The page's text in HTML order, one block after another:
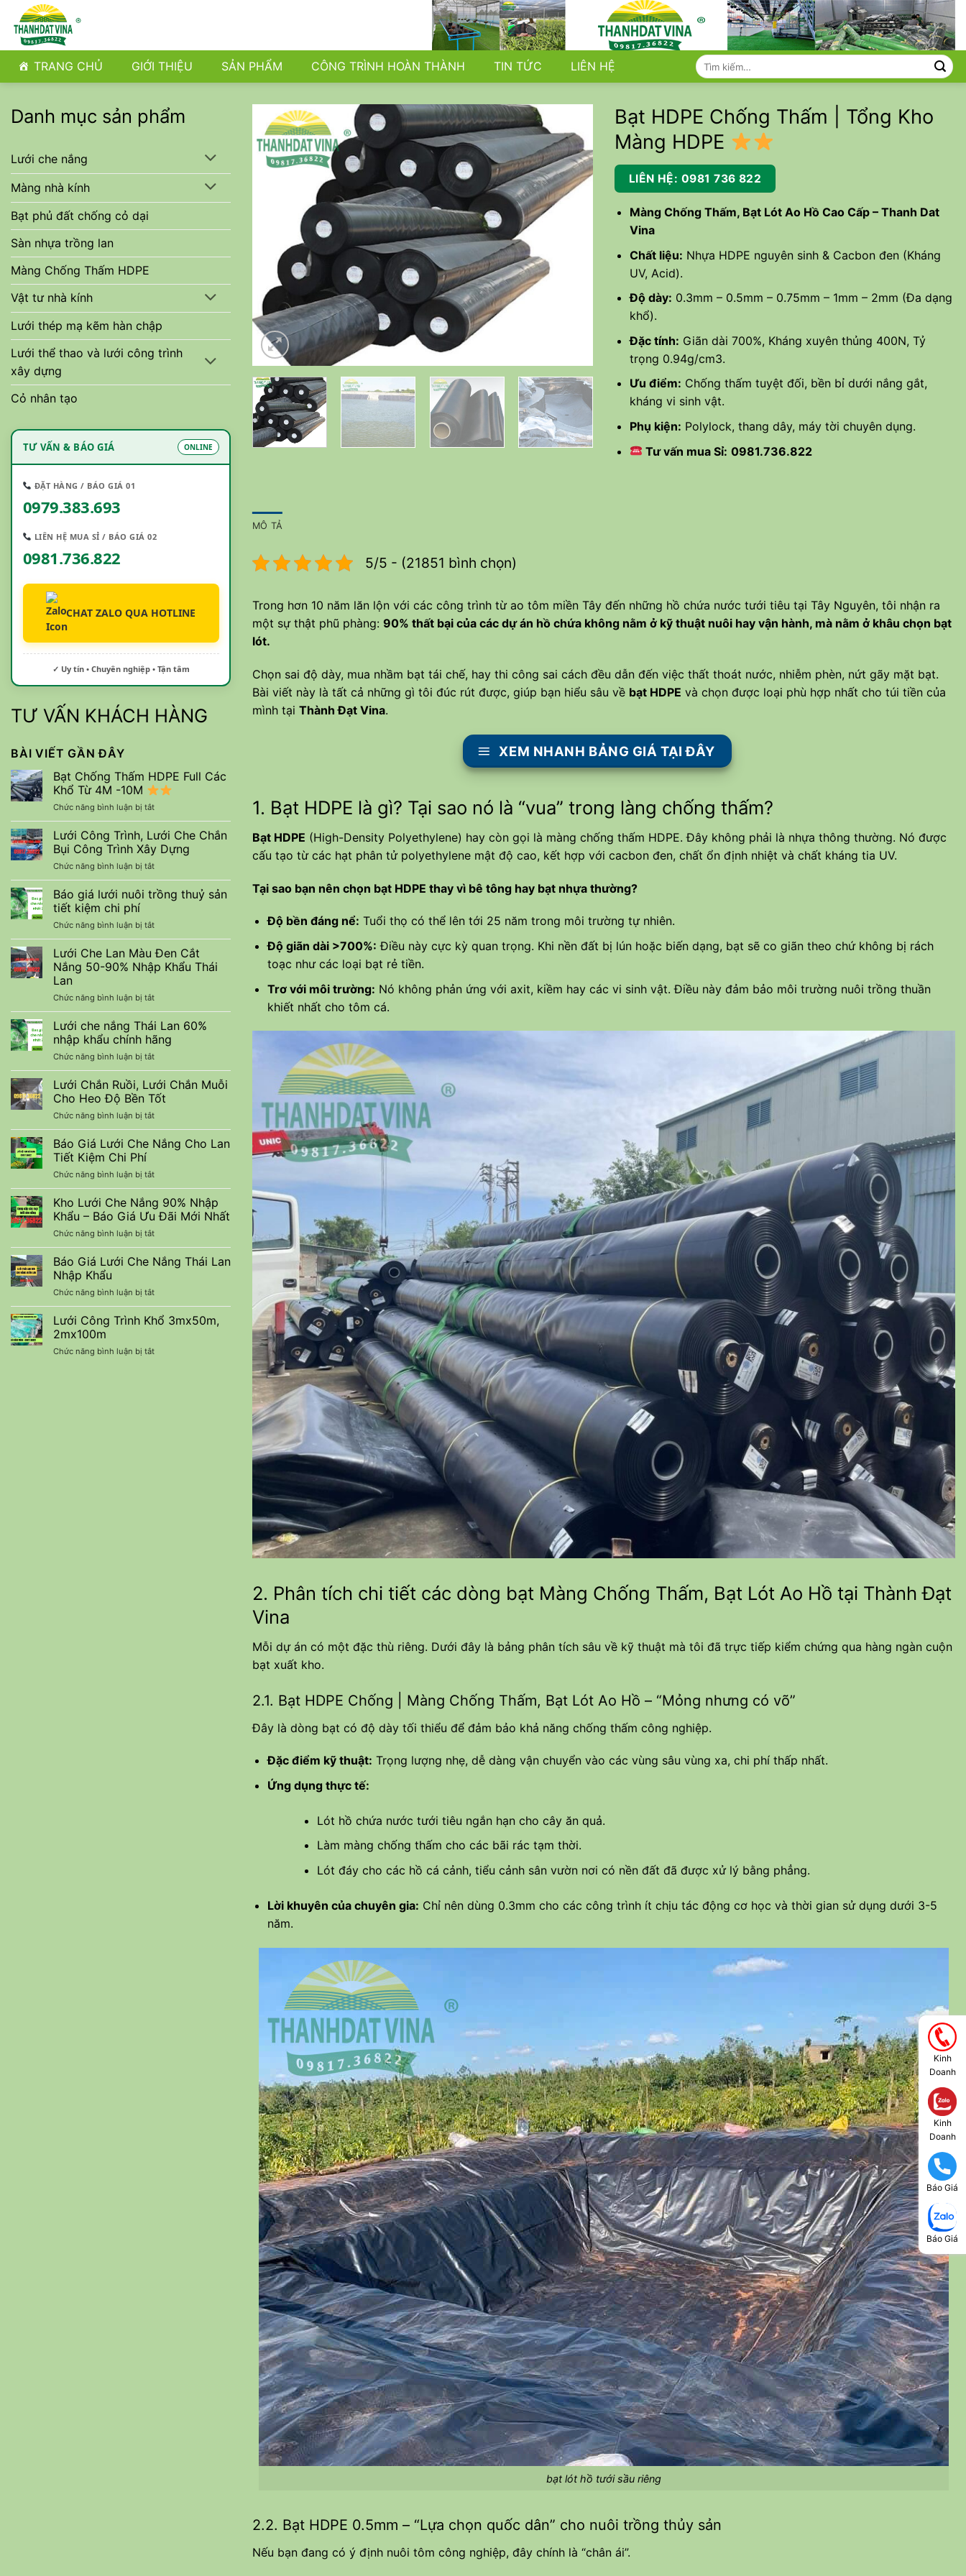
qua
dung TRANG CHỦ GIỚI THIỆU SẢN PHẨM CÔNG TRÌNH HOÀN THÀNH TIN TỨC LIÊN HỆ
Tìm
kiếm:
Danh mục sản phẩm
Lưới che nắng
Màng nhà kính
Bạt phủ đất chống cỏ dại
Sàn nhựa trồng lan
Màng Chống Thấm HDPE
Vật tư nhà kính
Lưới thép mạ kẽm hàn chập
Lưới thể thao và lưới công trình
xây dựng
Cỏ nhân tạo
TƯ VẤN & BÁO GIÁ ONLINE
ĐẶT HÀNG / BÁO GIÁ 01
0979.383.693
LIÊN HỆ MUA SỈ / BÁO GIÁ 02
0981.736.822
CHAT ZALO QUA HOTLINE
✓ Uy tín • Chuyên nghiệp • Tận tâm
TƯ VẤN KHÁCH HÀNG
BÀI VIẾT GẦN ĐÂY
Bạt Chống Thấm HDPE Full Các
Khổ Từ 4M -10M
Chức năng bình luận bị tắtở
Bạt
Chống
Thấm
HDPE
Full
Các
Khổ
-10M
Lưới Công Trình, Lưới Che Chắn
Bụi Công Trình Xây Dựng
Chức năng bình luận bị tắtở
Lưới
Công
Trình,
Che
Chắn
Bụi
Công
Trình
Dựng
Báo giá lưới nuôi trồng thuỷ sản
tiết kiệm chi phí
Chức năng bình luận bị tắtở
Báo
giá
lưới
nuôi
thuỷ
sản
tiết
kiệm
chi
phí
Lưới Che Lan Màu Đen Cắt
Nắng 50-90% Nhập Khẩu Thái
Lan
Chức năng bình luận bị tắtở
Lưới
Che
Lan
Màu
Đen
Cắt
Nắng
50-
Nhập
Khẩu
Thái
Lưới che nắng Thái Lan 60%
nhập khẩu chính hãng
Chức năng bình luận bị tắtở
Lưới
che
nắng
Thái
Lan
60%
nhập
hãng
Lưới Chắn Ruồi, Lưới Chắn Muỗi
Cho Heo Độ Bền Tốt
Chức năng bình luận bị tắtở
Lưới
Chắn
Ruồi,
Chắn
Muỗi
Cho
Heo
Bền
Tốt
Báo Giá Lưới Che Nắng Cho Lan
Tiết Kiệm Chi Phí
Chức năng bình luận bị tắtở
Báo
Giá
Lưới
Che
Nắng
Cho
Lan
Chi
Phí
Kho Lưới Che Nắng 90% Nhập
Khẩu – Báo Giá Ưu Đãi Mới Nhất
Chức năng bình luận bị tắtở
Kho
Lưới
Che
90%
Nhập
Khẩu
Giá
Báo Giá Lưới Che Nắng Thái Lan
Nhập Khẩu
Chức năng bình luận bị tắtở
Báo
Giá
Lưới
Nắng
Lưới Công Trình Khổ 3mx50m,
2mx100m
Chức năng bình luận bị tắtở
Bạt HDPE Chống Thấm | Tổng Kho
Màng HDPE
LIÊN HỆ: 0981 736 822
Màng Chống Thấm, Bạt Lót Ao Hồ Cao Cấp – Thanh Dat
Vina
Chất liệu: Nhựa HDPE nguyên sinh & Cacbon đen (Kháng
UV, Acid).
Độ dày: 0.3mm – 0.5mm – 0.75mm – 1mm – 2mm (Đa dạng
khổ).
Đặc tính: Giãn dài 700%, Kháng xuyên thủng 400N, Tỷ
trọng 0.94g/cm3.
Ưu điểm: Chống thấm tuyệt đối, bền bỉ dưới nắng gắt,
kháng vi sinh vật.
Phụ kiện: Polylock, thang dây, máy tời chuyên dụng.
Tư vấn mua Sỉ: 0981.736.822
MÔ TẢ
5/5 - (21851 bình chọn)
Trong hơn 10 năm lăn lộn với các công trình từ ao tôm miền Tây đến những hồ chứa nước tưới tiêu tại Tây Nguyên, tôi nhận ra
một sự thật phũ phàng: 90% thất bại của các dự án hồ chứa không nằm ở kỹ thuật nuôi hay vận hành, mà nằm ở khâu chọn bạt
lót.
Chọn sai độ dày, mua nhầm bạt tái chế, hay thi công sai cách đều dẫn đến việc thất thoát nước, nhiễm phèn, nứt gãy mặt bạt.
Bài viết này là tất cả những gì tôi đúc rút được, giúp bạn hiểu sâu về bạt HDPE và chọn được loại phù hợp nhất cho túi tiền của
mình tại Thành Đạt Vina.
XEM NHANH BẢNG GIÁ TẠI ĐÂY
1. Bạt HDPE là gì? Tại sao nó là “vua” trong làng chống thấm?
Bạt HDPE (High-Density Polyethylene) hay còn gọi là màng chống thấm HDPE. Đây không phải là nhựa thông thường. Nó được
cấu tạo từ các hạt phân tử polyethylene mật độ cao, kết hợp với cacbon đen, chất ổn định nhiệt và chất kháng tia UV.
Tại sao bạn nên chọn bạt HDPE thay vì bê tông hay bạt nhựa thường?
Độ bền đáng nể: Tuổi thọ có thể lên tới 25 năm trong môi trường tự nhiên.
Độ giãn dài >700%: Điều này cực kỳ quan trọng. Khi nền đất bị lún hoặc biến dạng, bạt sẽ co giãn theo chứ không bị rách
toạc như các loại bạt rẻ tiền.
Trơ với môi trường: Nó không phản ứng với axit, kiềm hay các vi sinh vật. Điều này đảm bảo môi trường nuôi trồng thuần
khiết nhất cho tôm cá.
2. Phân tích chi tiết các dòng bạt Màng Chống Thấm, Bạt Lót Ao Hồ tại Thành Đạt
Vina
Mỗi dự án có một đặc thù riêng. Dưới đây là bảng phân tích sâu về kỹ thuật mà tôi đã trực tiếp kiểm chứng qua hàng ngàn cuộn
bạt xuất kho.
2.1. Bạt HDPE Chống | Màng Chống Thấm, Bạt Lót Ao Hồ – “Mỏng nhưng có võ”
Đây là dòng bạt có độ dày tối thiểu để đảm bảo khả năng chống thấm công nghiệp.
Đặc điểm kỹ thuật: Trọng lượng nhẹ, dễ dàng vận chuyển vào các vùng sâu vùng xa, chi phí thấp nhất.
Ứng dụng thực tế:
Lót hồ chứa nước tưới tiêu ngắn hạn cho cây ăn quả.
Làm màng chống thấm cho các bãi rác tạm thời.
Lót đáy cho các hồ cá cảnh, tiểu cảnh sân vườn nơi có nền đất đã được xử lý bằng phẳng.
Lời khuyên của chuyên gia: Chỉ nên dùng 0.3mm cho các công trình ít chịu tác động cơ học và thời gian sử dụng dưới 3-5
năm.
bạt lót hồ tưới sầu riêng
2.2. Bạt HDPE 0.5mm – “Lựa chọn quốc dân” cho nuôi trồng thủy sản
Nếu bạn đang có ý định nuôi tôm công nghiệp, đây chính là “chân ái”.
Kinh
Doanh
Kinh
Doanh
Báo Giá
Báo Giá